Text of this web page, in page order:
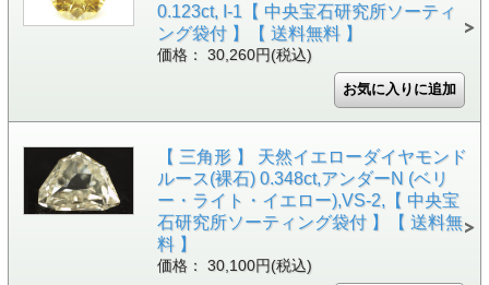
0.123ct, I-1【 中央宝石研究所ソーティ
ング袋付 】【 送料無料 】
価格： 30,260円(税込)
【 三角形 】 天然イエローダイヤモンド
ルース(裸石) 0.348ct,アンダーN (ベリ
ー・ライト・イエロー),VS-2,【 中央宝
石研究所ソーティング袋付 】【 送料無
料 】
価格： 30,100円(税込)